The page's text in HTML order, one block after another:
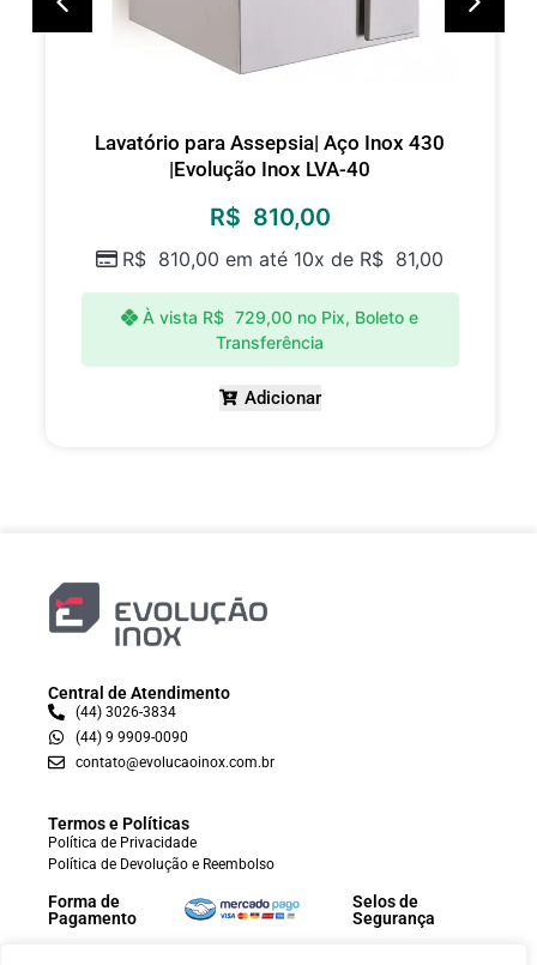
Lavatório para Assepsia| Aço Inox 430
|Evolução Inox LVA-40
R$ 810,00
R$ 810,00 em até 10x de R$ 81,00
À vista R$ 729,00 no Pix, Boleto e
Transferência
Adicionar
Central de Atendimento
(44) 3026-3834
(44) 9 9909-0090
contato@evolucaoinox.com.br
Termos e Políticas
Política de Privacidade
Política de Devolução e Reembolso
Forma de
Pagamento
Selos de
Segurança